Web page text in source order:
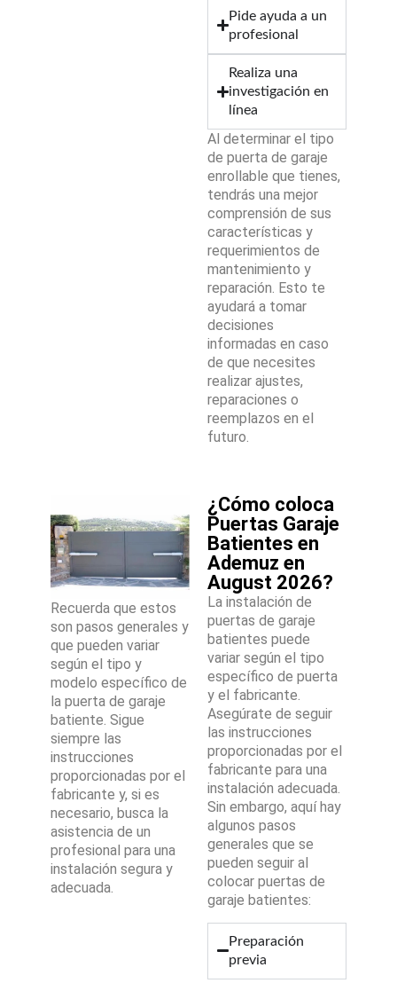
Pide ayuda a un
profesional
Realiza una
investigación en
línea
Al determinar el tipo
de puerta de garaje
enrollable que tienes,
tendrás una mejor
comprensión de sus
características y
requerimientos de
mantenimiento y
reparación. Esto te
ayudará a tomar
decisiones
informadas en caso
de que necesites
realizar ajustes,
reparaciones o
reemplazos en el
futuro.
Recuerda que estos
son pasos generales y
que pueden variar
según el tipo y
modelo específico de
la puerta de garaje
batiente. Sigue
siempre las
instrucciones
proporcionadas por el
fabricante y, si es
necesario, busca la
asistencia de un
profesional para una
instalación segura y
adecuada.
¿Cómo coloca
Puertas Garaje
Batientes en
Ademuz en
August 2026?
La instalación de
puertas de garaje
batientes puede
variar según el tipo
específico de puerta
y el fabricante.
Asegúrate de seguir
las instrucciones
proporcionadas por el
fabricante para una
instalación adecuada.
Sin embargo, aquí hay
algunos pasos
generales que se
pueden seguir al
colocar puertas de
garaje batientes:
Preparación
previa